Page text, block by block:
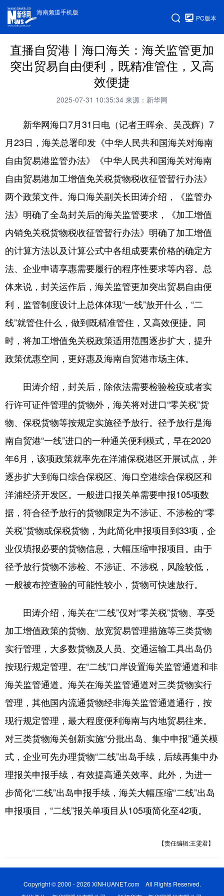
海南频道手机版
PC版本
直播自贸港丨海口海关：海关监管更加
突出贸易自由便利，既精准管住，又高
效便捷
2025-07-31 10:35:34 来源：新华网
新华网海口7月31日电（记者王晖余、吴茂辉）7
月23日，海关总署印发《中华人民共和国海关对海南
自由贸易港监管办法》《中华人民共和国海关对海南
自由贸易港加工增值免关税货物税收征管暂行办法》
两个政策文件。海口海关副关长田涛介绍，《监管办
法》明确了全岛封关后的海关监管要求，《加工增值
内销免关税货物税收征管暂行办法》明确了加工增值
的计算方法以及计算公式中各组成要素价格的确定方
法、企业申请享惠需要履行的程序性要求等内容。总
体来说，封关运作后，海关监管更加突出贸易自由便
利，监管制度设计上总体体现“一线”放开什么，“二
线”就管住什么，做到既精准管住，又高效便捷。同
时，将加工增值免关税政策适用范围逐步扩大，提升
政策优惠空间，更好惠及海南自贸港市场主体。
田涛介绍，封关后，除依法需要检验检疫或者实
行许可证件管理的货物外，海关将对进口“零关税”货
物、保税货物等按规定实施径予放行。径予放行是海
南自贸港“一线”进口的一种通关便利模式，早在2020
年6月，该项政策就率先在洋浦保税港区开展试点，并
逐步扩大到海口综合保税区、海口空港综合保税区和
洋浦经济开发区。一般进口报关单需要申报105项数
据，符合径予放行的货物限定为不涉证、不涉检的“零
关税”货物或保税货物，为此简化申报项目到33项，企
业仅填报必要的货物信息，大幅压缩申报项目。由于
径予放行货物不涉检、不涉证、不涉税，风险较低，
一般被布控查验的可能性较小，货物可快速放行。
田涛介绍，海关在“二线”仅对“零关税”货物、享受
加工增值政策的货物、放宽贸易管理措施等三类货物
实行管理，大多数货物及人员、交通运输工具出岛仍
按现行规定管理。在“二线”口岸设置海关监管通道和非
海关监管通道。海关在海关监管通道对三类货物实行
管理，其他国内流通货物经非海关监管通道通行，按
现行规定管理，最大程度便利海南与内地贸易往来。
对三类货物海关创新实施“分批出岛、集中申报”通关模
式，企业可先办理货物“二线”出岛手续，后续再集中办
理报关申报手续，有效提高通关效率。此外，为进一
步简化“二线”出岛申报手续，海关大幅压缩“二线”出岛
申报项目，“二线”报关单项目从105项简化至42项。
【责任编辑:王雯君】
Copyright © 2000 - 2026 XINHUANET.com All Rights Reserved.